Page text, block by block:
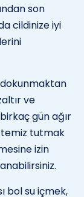
son
cildinize iyi
ve
gün ağır
tutmak
izin
bol su içmek,